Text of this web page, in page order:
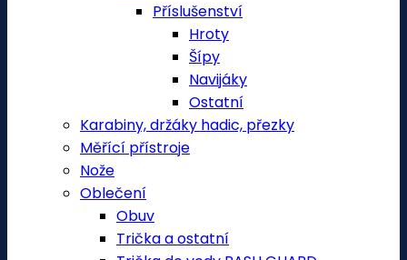
Příslušenství
Hroty
Šípy
Navijáky
Ostatní
Karabiny, držáky hadic, přezky
Měřící přístroje
Nože
Oblečení
Obuv
Trička a ostatní